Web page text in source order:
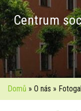
Centrum
Domů » O nás »